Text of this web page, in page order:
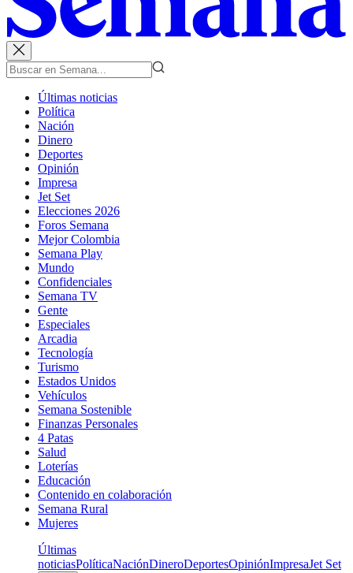
Últimas noticias
Política
Nación
Dinero
Deportes
Opinión
Impresa
Jet Set
Elecciones 2026
Foros Semana
Mejor Colombia
Semana Play
Mundo
Confidenciales
Semana TV
Gente
Especiales
Arcadia
Tecnología
Turismo
Estados Unidos
Vehículos
Semana Sostenible
Finanzas Personales
4 Patas
Salud
Loterías
Educación
Contenido en colaboración
Semana Rural
Mujeres
Últimas
noticiasPolíticaNaciónDineroDeportesOpiniónImpresaJet Set